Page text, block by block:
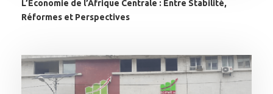
L’Économie de l’Afrique Centrale : Entre Stabilité,
Réformes et Perspectives